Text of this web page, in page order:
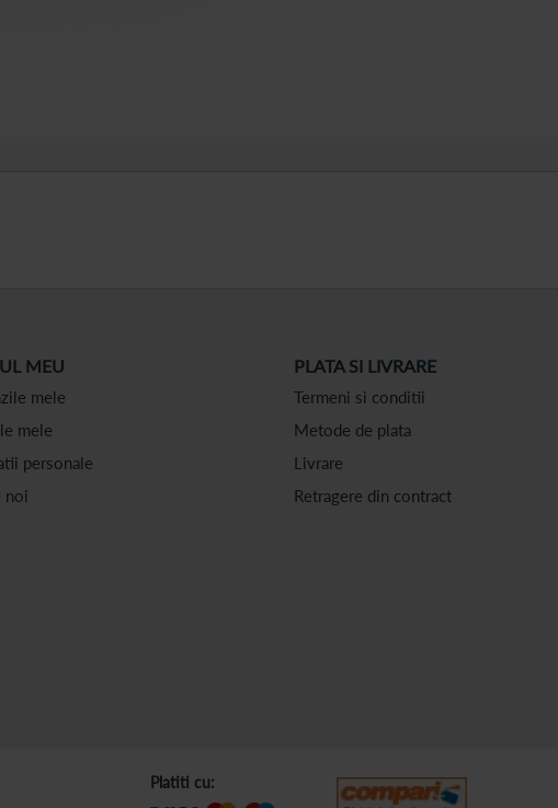
MEU
mele
mele
personale
noi
PLATA SI LIVRARE
Termeni si conditii
Metode de plata
Livrare
Retragere din contract
Platiti cu: